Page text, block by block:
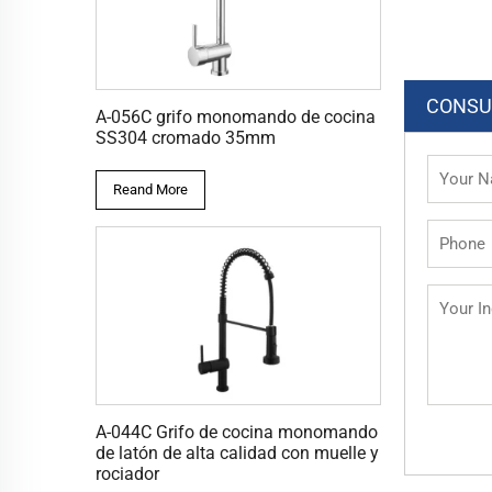
A-056C grifo monomando de cocina
SS304 cromado 35mm
Reand More
A-044C Grifo de cocina monomando
de latón de alta calidad con muelle y
rociador